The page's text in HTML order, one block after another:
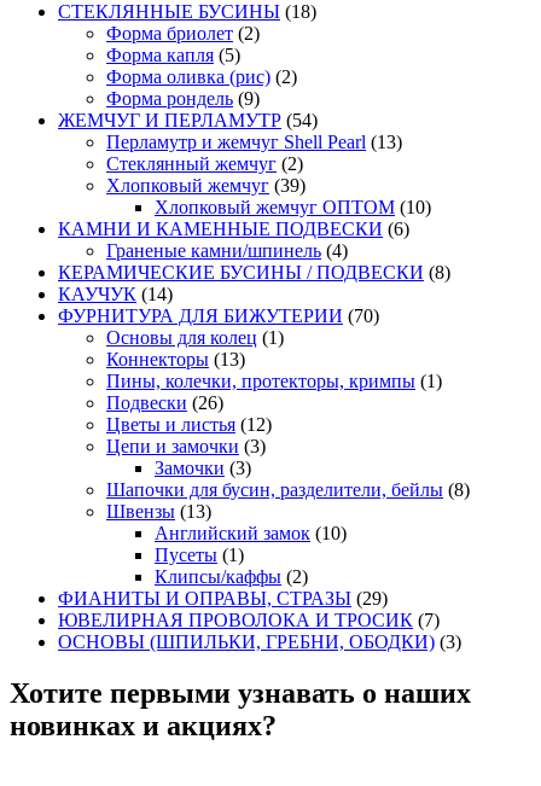
СТЕКЛЯННЫЕ БУСИНЫ (18)
Форма бриолет (2)
Форма капля (5)
Форма оливка (рис) (2)
Форма рондель (9)
ЖЕМЧУГ И ПЕРЛАМУТР (54)
Перламутр и жемчуг Shell Pearl (13)
Стеклянный жемчуг (2)
Хлопковый жемчуг (39)
Хлопковый жемчуг ОПТОМ (10)
КАМНИ И КАМЕННЫЕ ПОДВЕСКИ (6)
Граненые камни/шпинель (4)
КЕРАМИЧЕСКИЕ БУСИНЫ / ПОДВЕСКИ (8)
КАУЧУК (14)
ФУРНИТУРА ДЛЯ БИЖУТЕРИИ (70)
Основы для колец (1)
Коннекторы (13)
Пины, колечки, протекторы, кримпы (1)
Подвески (26)
Цветы и листья (12)
Цепи и замочки (3)
Замочки (3)
Шапочки для бусин, разделители, бейлы (8)
Швензы (13)
Английский замок (10)
Пусеты (1)
Клипсы/каффы (2)
ФИАНИТЫ И ОПРАВЫ, СТРАЗЫ (29)
ЮВЕЛИРНАЯ ПРОВОЛОКА И ТРОСИК (7)
ОСНОВЫ (ШПИЛЬКИ, ГРЕБНИ, ОБОДКИ) (3)
Хотите первыми узнавать о наших
новинках и акциях?